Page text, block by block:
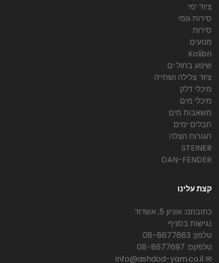
ציוד ימי
סירות גומי
סירות
מנועים
Kolibri
שינוע בחול ים
ציוד צלילה ושחייה
מיכלי דלק
מיכלי מים
משאבות מים
חבלים ימים
חגורות הצלה
STEINER
DAN-FENDER
קצת עלינו
כתובתנו: אוניון 5, אשדוד
נגישות בסניף
טלפון: 08-8677663
טלפקס: 08-8677697
✉ info@ashdod-yam.co.il